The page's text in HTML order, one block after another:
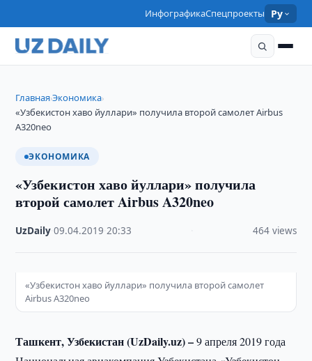
ИнфографикаСпецпроекты Ру
Главная›Экономика›
«Узбекистон хаво йуллари» получила второй самолет Airbus
A320neo
ЭКОНОМИКА
«Узбекистон хаво йуллари» получила
второй самолет Airbus A320neo
UzDaily ·09.04.2019 ·20:33 464 views
«Узбекистон хаво йуллари» получила второй самолет
Airbus A320neo
Ташкент, Узбекистан (UzDaily.uz) –9 апреля 2019 года